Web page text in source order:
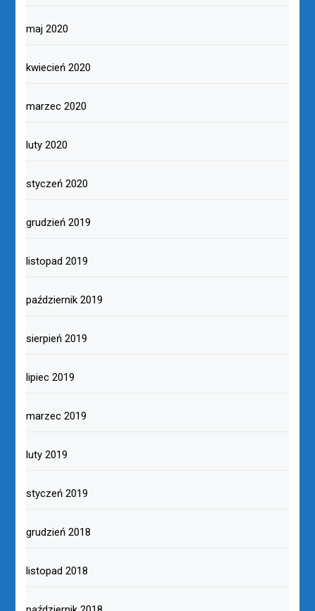
maj 2020
kwiecień 2020
marzec 2020
luty 2020
styczeń 2020
grudzień 2019
listopad 2019
październik 2019
sierpień 2019
lipiec 2019
marzec 2019
luty 2019
styczeń 2019
grudzień 2018
listopad 2018